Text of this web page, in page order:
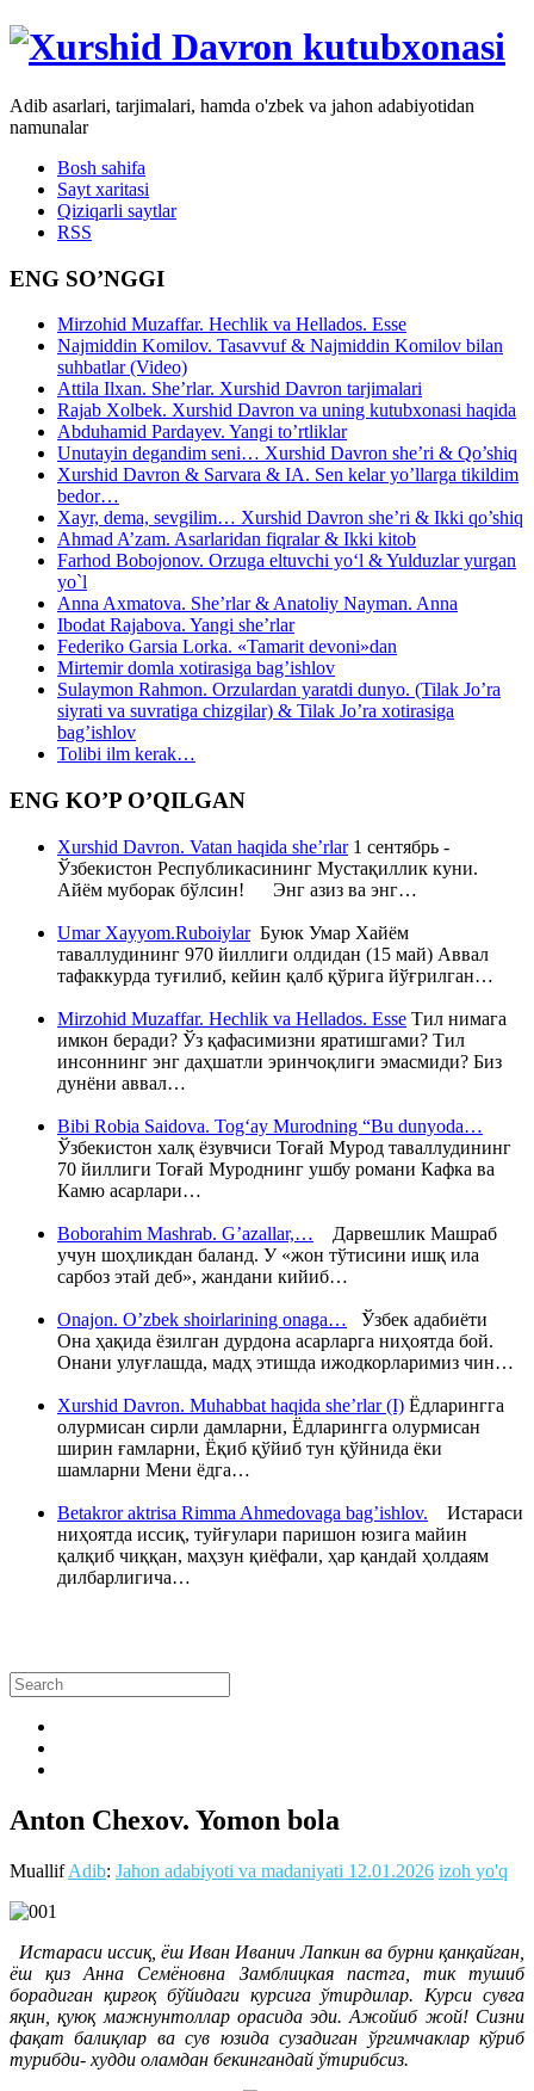
Adib asarlari, tarjimalari, hamda o'zbek va jahon adabiyotidan
namunalar
Bosh sahifa
Sayt xaritasi
Qiziqarli saytlar
RSS
ENG SO’NGGI
Mirzohid Muzaffar. Hechlik va Hellados. Esse
Najmiddin Komilov. Tasavvuf & Najmiddin Komilov bilan
suhbatlar (Video)
Attila Ilxan. She’rlar. Xurshid Davron tarjimalari
Rajab Xolbek. Xurshid Davron va uning kutubxonasi haqida
Abduhamid Pardayev. Yangi to’rtliklar
Unutayin degandim seni… Xurshid Davron she’ri & Qo’shiq
Xurshid Davron & Sarvara & IA. Sen kelar yo’llarga tikildim
bedor…
Xayr, dema, sevgilim… Xurshid Davron she’ri & Ikki qo’shiq
Ahmad A’zam. Asarlaridan fiqralar & Ikki kitob
Farhod Bobojonov. Orzuga eltuvchi yo‘l & Yulduzlar yurgan
yo`l
Anna Axmatova. She’rlar & Anatoliy Nayman. Anna
Ibodat Rajabova. Yangi she’rlar
Federiko Garsia Lorka. «Tamarit devoni»dan
Mirtemir domla xotirasiga bag’ishlov
Sulaymon Rahmon. Orzulardan yaratdi dunyo. (Tilak Jo’ra
siyrati va suvratiga chizgilar) & Tilak Jo’ra xotirasiga
bag’ishlov
Tolibi ilm kerak…
ENG KO’P O’QILGAN
Xurshid Davron. Vatan haqida she’rlar1 сентябрь -
Ўзбекистон Республикасининг Мустақиллик куни.
Айём муборак бўлсин! Энг азиз ва энг…
Umar Xayyom.RuboiylarБуюк Умар Хайём
таваллудининг 970 йиллиги олдидан (15 май) Аввал
тафаккурда туғилиб, кейин қалб қўрига йўғрилган…
Mirzohid Muzaffar. Hechlik va Hellados. Esse Тил нимага
имкон беради? Ўз қафасимизни яратишгами? Тил
инсоннинг энг даҳшатли эринчоқлиги эмасмиди? Биз
дунёни аввал…
Bibi Robia Saidova. Tog‘ay Murodning “Bu dunyoda…
Ўзбекистон халқ ёзувчиси Тоғай Мурод таваллудининг
70 йиллиги Тоғай Муроднинг ушбу романи Кафка ва
Камю асарлари…
Boborahim Mashrab. G’azallar,… Дарвешлик Машраб
учун шоҳликдан баланд. У «жон тўтисини ишқ ила
сарбоз этай деб», жандани кийиб…
Onajon. O’zbek shoirlarining onaga… Ўзбек адабиёти
Она ҳақида ёзилган дурдона асарларга ниҳоятда бой.
Онани улуғлашда, мадҳ этишда ижодкорларимиз чин…
Xurshid Davron. Muhabbat haqida she’rlar (I) Ёдларингга
олурмисан сирли дамларни, Ёдларингга олурмисан
ширин ғамларни, Ёқиб қўйиб тун қўйнида ёки
шамларни Мени ёдга…
Betakror aktrisa Rimma Ahmedovaga bag’ishlov. Истараси
ниҳоятда иссиқ, туйғулари паришон юзига майин
қалқиб чиққан, маҳзун қиёфали, ҳар қандай ҳолдаям
дилбарлигича…
Anton Chexov. Yomon bola
MuallifAdib: Jahon adabiyoti va madaniyati 12.01.2026 izoh yo'q
Истараси иссиқ, ёш Иван Иванич Лапкин ва бурни қанқайган,
ёш қиз Анна Семёновна Замблицкая пастга, тик тушиб
борадиган қирғоқ бўйидаги курсига ўтирдилар. Курси сувга
яқин, қуюқ мажнунтоллар орасида эди. Ажойиб жой! Сизни
фақат балиқлар ва сув юзида сузадиган ўргимчаклар кўриб
турибди- худди оламдан бекингандай ўтирибсиз.